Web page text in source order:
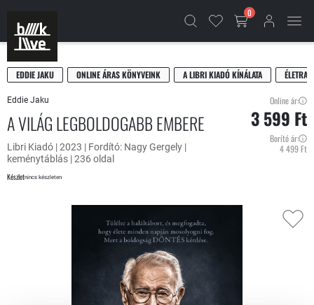
0
EDDIE JAKU ONLINE ÁRAS KÖNYVEINK A LIBRI KIADÓ KÍNÁLATA
Eddie Jaku
A VILÁG LEGBOLDOGABB EMBERE
Libri Kiadó | 2023 | Fordító: Nagy Gergely |
keménytáblás | 236 oldal
Készletnincs készleten
Online ár:
3 599 Ft
Borító ár:
4 499 Ft